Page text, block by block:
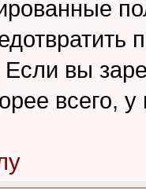
Если вы
всего,